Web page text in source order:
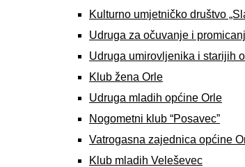
Kulturno umjetničko društvo
Udruga za očuvanje i
Udruga umirovljenika i starijih
Klub žena Orle
Udruga mladih općine Orle
Nogometni klub “Posavec”
Vatrogasna zajednica općine
Klub mladih Veleševec